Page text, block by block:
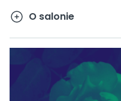
O salonie